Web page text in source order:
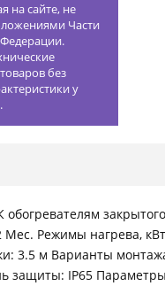
на сайте, не
Части
без
у
Режимы нагрева,
3.5 м Варианты
защиты: IP65